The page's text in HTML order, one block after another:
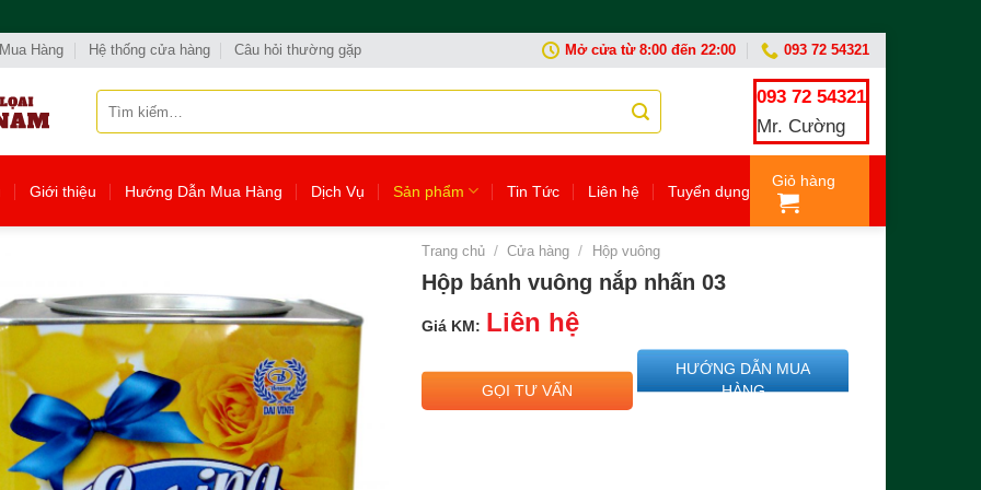
Hàng Hệ thống cửa hàng Câu hỏi thường gặp Mở cửa từ 8:00 đến 22:00 093 72 54321
Tìm
kiếm:
093 72 54321
Mr. Cường
Giới thiệu Hướng Dẫn Mua Hàng Dịch Vụ Sản phẩm Tin Tức Liên hệ Tuyển dụng
Giỏ hàng
Trang chủ / Cửa hàng / Hộp vuông
Hộp bánh vuông nắp nhấn 03
Giá KM: Liên hệ
GỌI TƯ VẤN
HƯỚNG DẪN MUA
HÀNG